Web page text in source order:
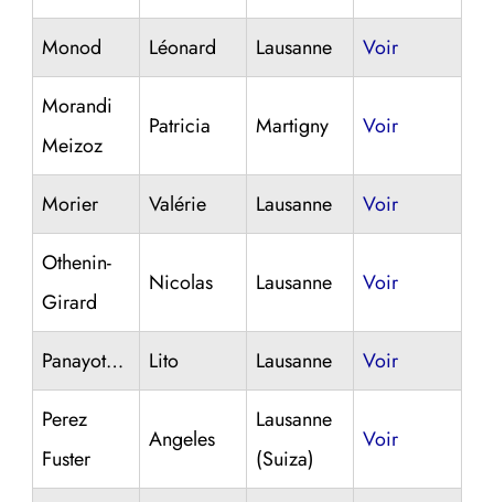
Monod Léonard Lausanne Voir
Morandi
Meizoz
Patricia Martigny Voir
Morier Valérie Lausanne Voir
Othenin-
Girard
Nicolas Lausanne Voir
Panayotopoulos Lito Lausanne Voir
Perez
Fuster
Angeles
Lausanne
(Suiza)
Voir